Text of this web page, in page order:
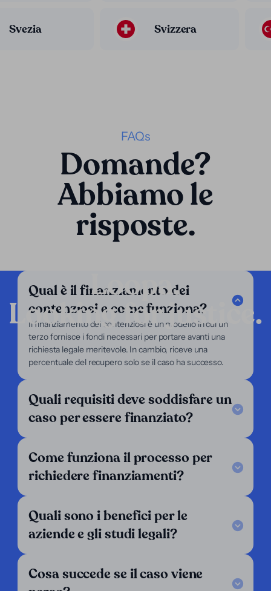
Svezia Svizzera
FAQs
Domande?
Abbiamo le
risposte.
Qual è il finanziamento dei
contenziosi e come funziona?
Il finanziamento dei contenziosi è un modello in cui un
terzo fornisce i fondi necessari per portare avanti una
richiesta legale meritevole. In cambio, riceve una
percentuale del recupero solo se il caso ha successo.
Quali requisiti deve soddisfare un
caso per essere finanziato?
Come funziona il processo per
richiedere finanziamenti?
Quali sono i benefici per le
aziende e gli studi legali?
Cosa succede se il caso viene
Loopa.
Looking for justice.
Azienda
I nostri servizi
Il nostro focus
Chi siamo
Supporto
I nostri criteri
Contattaci
Seguici
LinkedIn
Operiamo in:
Bolivia
Brasile
Cile